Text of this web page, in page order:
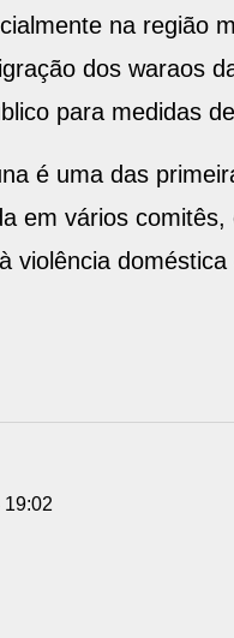
na região
dos waraos
para medidas
é uma das
em vários
violência
19:02